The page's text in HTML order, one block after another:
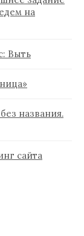
на
Выть
названия.
сайта